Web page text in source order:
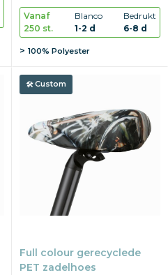
Vanaf
250 st.
Blanco
1-2 d
Bedrukt
6-8 d
100% Polyester
Custom
Full colour gerecyclede
PET zadelhoes